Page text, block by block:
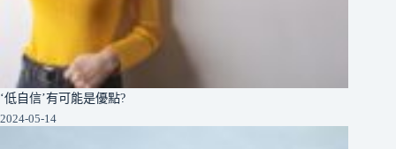
‘低自信’有可能是優點?
2024-05-14